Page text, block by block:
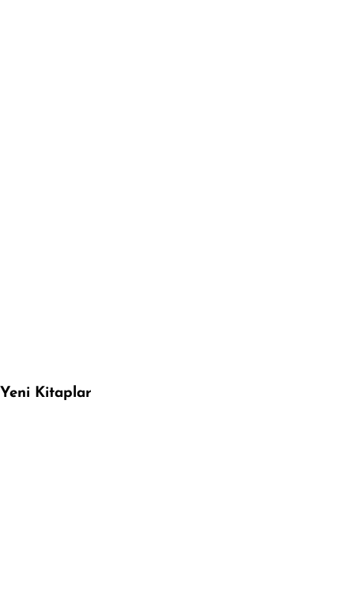
Yeni Kitaplar